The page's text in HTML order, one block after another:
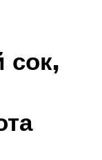
сок,